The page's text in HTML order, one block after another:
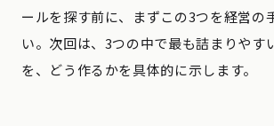
ールを探す前に、まずこの3つを経営の
い。次回は、3つの中で最も詰まりやす
を、どう作るかを具体的に示します。